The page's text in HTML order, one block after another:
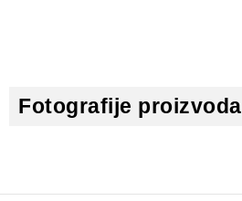
Fotografije proizvoda